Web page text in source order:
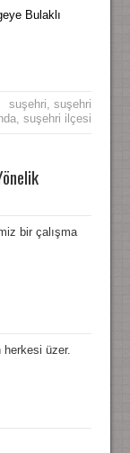
Bulaklı
suşehri,suşehri
,suşehri ilçesi
bir çalışma
herkesi üzer.